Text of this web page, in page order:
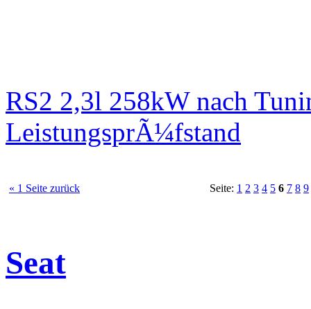
RS2 2,3l 258kW nach
LeistungsprÃ¼fstand
« 1 Seite zurück Seite: 1 2 3 4 5 6 7 8 9
Seat